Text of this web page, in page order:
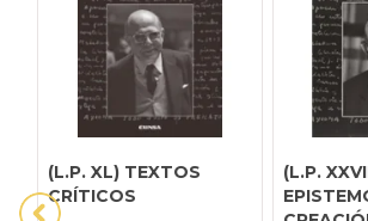
(L.P. XL) TEXTOS
CRÍTICOS
(L.P.